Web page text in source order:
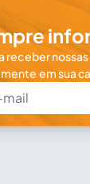
receber
em sua